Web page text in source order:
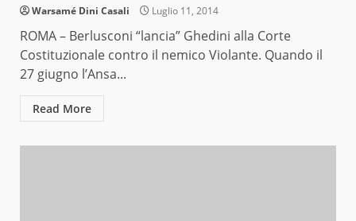
Warsamé Dini Casali Luglio 11, 2014
ROMA – Berlusconi “lancia” Ghedini alla Corte
Costituzionale contro il nemico Violante. Quando il
27 giugno l’Ansa...
Read More